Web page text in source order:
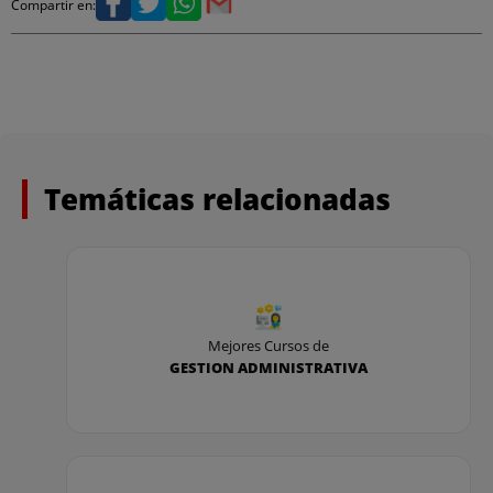
Compartir en:
Temáticas relacionadas
Mejores Cursos de
GESTION ADMINISTRATIVA